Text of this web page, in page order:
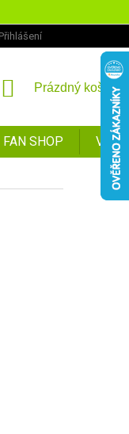
Přihlášení
NÁKUPNÍ
Prázdný košík
FAN SHOP